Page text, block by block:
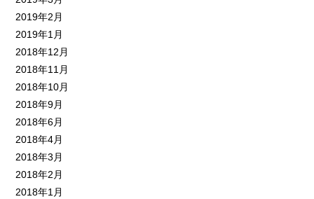
2019年2月
2019年1月
2018年12月
2018年11月
2018年10月
2018年9月
2018年6月
2018年4月
2018年3月
2018年2月
2018年1月